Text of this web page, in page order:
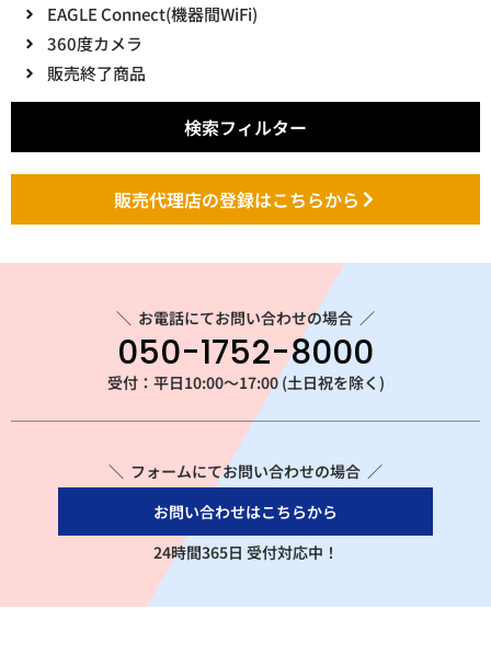
EAGLE Connect(機器間WiFi)
360度カメラ
販売終了商品
検索フィルター
販売代理店の登録はこちらから
＼ お電話にてお問い合わせの場合 ／
050-1752-8000
受付：平日10:00～17:00 (土日祝を除く)
＼ フォームにてお問い合わせの場合 ／
お問い合わせはこちらから
24時間365日 受付対応中！